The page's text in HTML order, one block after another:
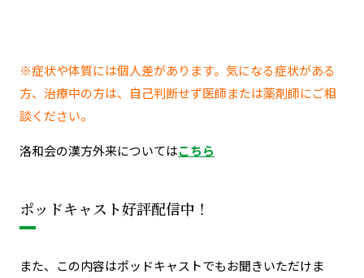
※症状や体質には個人差があります。気になる症状がある
方、治療中の方は、自己判断せず医師または薬剤師にご相
談ください。
洛和会の漢方外来についてはこちら
ポッドキャスト好評配信中！
また、この内容はポッドキャストでもお聞きいただけま